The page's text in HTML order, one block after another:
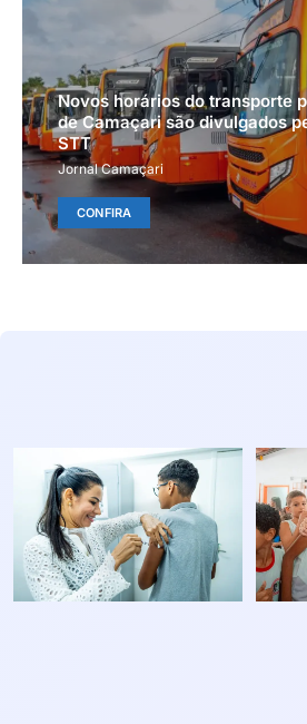
Novos horários do transporte
de Camaçari são divulgados
STT
Jornal Camaçari
CONFIRA